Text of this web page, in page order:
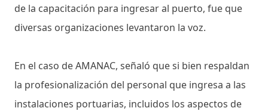
de la capacitación para ingresar al puerto, fue que
diversas organizaciones levantaron la voz.
En el caso de AMANAC, señaló que si bien respaldan
la profesionalización del personal que ingresa a las
instalaciones portuarias, incluidos los aspectos de